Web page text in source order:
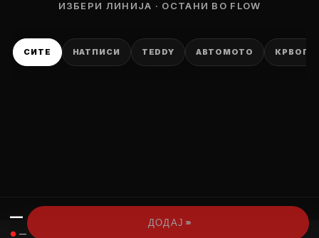
ИЗБЕРИ ЛИНИЈА · ОСТАНИ ВО FLOW
СИТЕ НАТПИСИ TEDDY АВТОМОТО
—
● —
ДОДАЈ ›››